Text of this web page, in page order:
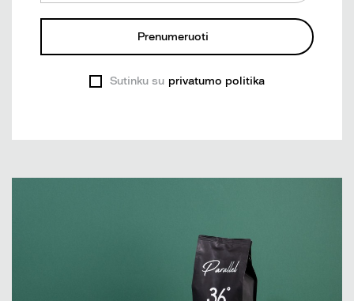
Prenumeruoti
Sutinku su privatumo politika